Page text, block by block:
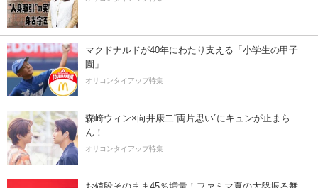
マクドナルドが40年にわたり支える「小学生の甲子
園」
オリコンタイアップ特集
森崎ウィン×向井康二“両片思い”にキュンが止まら
ん！
オリコンタイアップ特集